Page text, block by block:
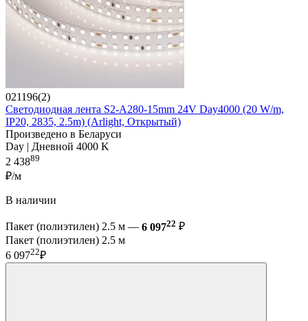
021196(2)
Светодиодная лента S2-A280-15mm 24V Day4000 (20 W/m,
IP20, 2835, 2.5m) (Arlight, Открытый)
Произведено в Беларуси
Day | Дневной 4000 K
2 43889
₽/м
В наличии
Пакет (полиэтилен) 2.5 м — 6 09722 ₽
Пакет (полиэтилен) 2.5 м
6 09722₽